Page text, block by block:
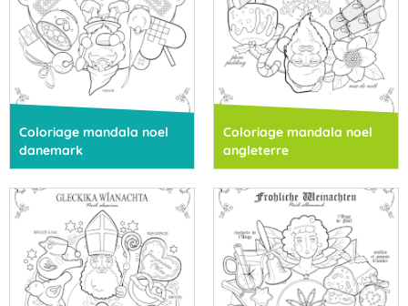
Coloriage mandala noel
danemark
Coloriage mandala noel
angleterre